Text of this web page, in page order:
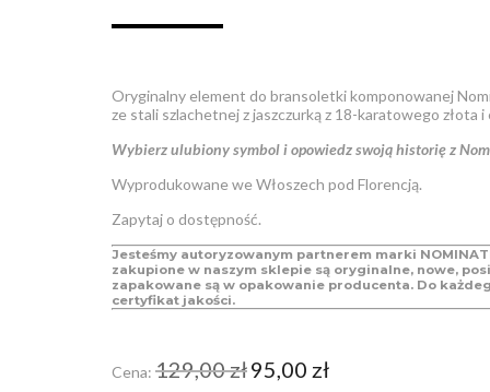
Oryginalny element do bransoletki komponowanej
ze stali szlachetnej z jaszczurkąz 18-karatowego złota i
Wybierz ulubiony symbol i opowiedz swoją historię z
Wyprodukowane we Włoszech pod Florencją.
Zapytaj o dostępność.
Jesteśmy autoryzowanym partnerem marki
zakupione w naszym sklepie są oryginalne, nowe,
zapakowane są w opakowanie producenta. Do
certyfikat jakości.
Cena: 129,00zł cena
95,00 złcena